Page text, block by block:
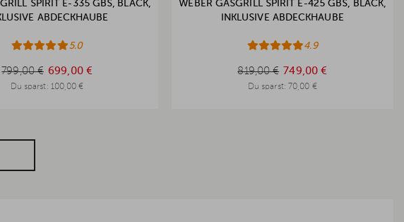
SPIRIT E-335 GBS, BLACK,
ABDECKHAUBE
5.0
799,00 € 699,00 €
Du sparst: 100,00 €
799,00 €
WEBER GASGRILL SPIRIT E-425 GBS, BLACK,
INKLUSIVE ABDECKHAUBE
4.9
819,00 € 749,00 €
Du sparst: 70,00 €
819,00 €